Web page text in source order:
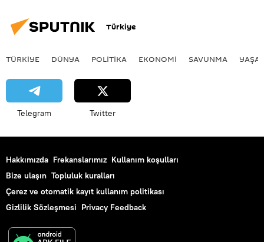
Türkiye
TÜRKIYE DÜNYA POLİTİKA EKONOMİ SAVUNMA
Telegram Twitter
Hakkımızda Frekanslarımız Kullanım koşulları
Bize ulaşın Topluluk kuralları
Çerez ve otomatik kayıt kullanım politikası
Gizlilik Sözleşmesi Privacy Feedback